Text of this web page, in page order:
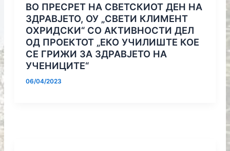
ВО ПРЕСРЕТ НА СВЕТСКИОТ ДЕН НА
ЗДРАВЈЕТО, ОУ „СВЕТИ КЛИМЕНТ
ОХРИДСКИ“ СО АКТИВНОСТИ ДЕЛ
ОД ПРОЕКТОТ „ЕКО УЧИЛИШТЕ КОЕ
СЕ ГРИЖИ ЗА ЗДРАВЈЕТО НА
УЧЕНИЦИТЕ“
06/04/2023